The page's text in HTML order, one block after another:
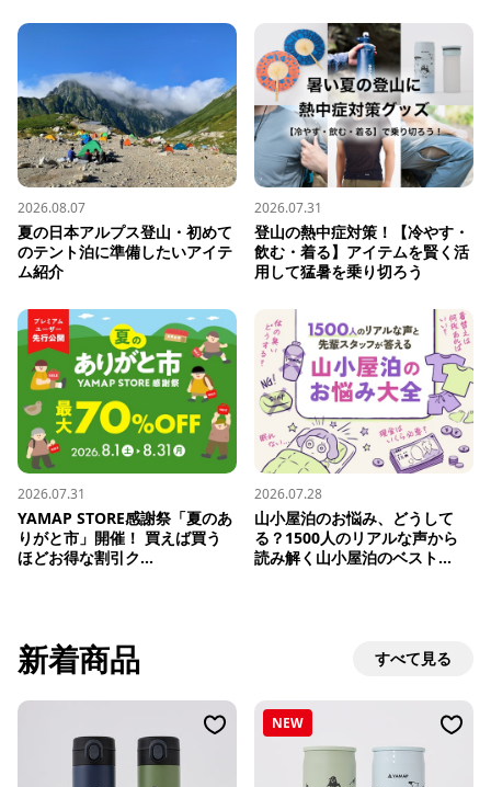
2026.08.07
夏の日本アルプス登山・初めて
のテント泊に準備したいアイテ
ム紹介
2026.07.31
登山の熱中症対策！【冷やす・
飲む・着る】アイテムを賢く活
用して猛暑を乗り切ろう
2026.07.31
YAMAP STORE感謝祭「夏のあ
りがと市」開催！ 買えば買う
ほどお得な割引ク...
2026.07.28
山小屋泊のお悩み、どうして
る？1500人のリアルな声から
読み解く山小屋泊のベスト...
新着商品 すべて見る
NEW